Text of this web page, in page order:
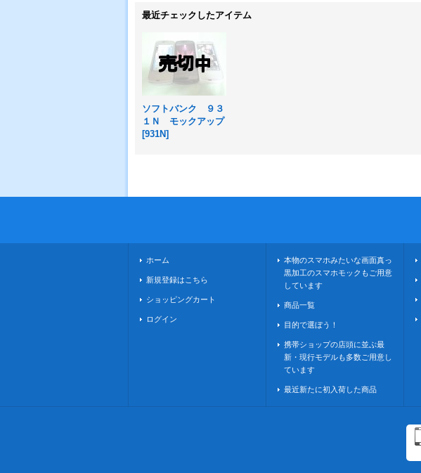
最近チェックしたアイテム
ソフトバンク ９３
１Ｎ モックアップ
[931N]
ホーム
新規登録はこちら
ショッピングカート
ログイン
本物のスマホみたいな画面真っ
黒加工のスマホモックもご用意
しています
商品一覧
目的で選ぼう！
携帯ショップの店頭に並ぶ最
新・現行モデルも多数ご用意し
ています
最近新たに初入荷した商品